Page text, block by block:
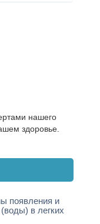
нашего
здоровье.
появления и
в легких